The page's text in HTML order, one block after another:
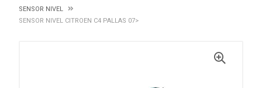
SENSOR NIVEL
SENSOR NIVEL CITROEN C4 PALLAS 07>